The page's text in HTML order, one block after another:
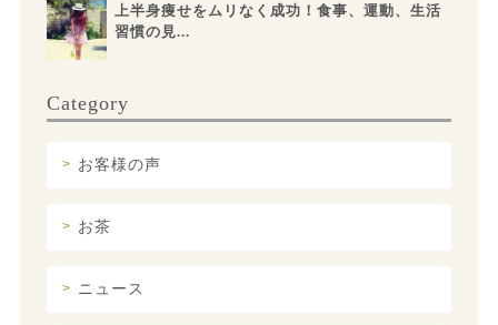
上半身痩せをムリなく成功！食事、運動、生活
習慣の見...
Category
お客様の声
お茶
ニュース